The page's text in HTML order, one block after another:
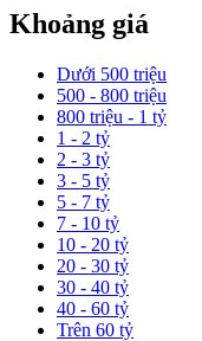
Khoảng giá
Dưới 500 triệu
500 - 800 triệu
800 triệu - 1 tỷ
1 - 2 tỷ
2 - 3 tỷ
3 - 5 tỷ
5 - 7 tỷ
7 - 10 tỷ
10 - 20 tỷ
20 - 30 tỷ
30 - 40 tỷ
40 - 60 tỷ
Trên 60 tỷ